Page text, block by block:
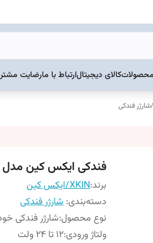
کالای دیجیتالارتباط با مارضایت
/شارژر فندکی
فندکی ایکس کین مدل car07
برند:XKIN/ایکس کین
دسته‌بندی: شارژر فندکی
نوع محصول:شارژر فندکی
ولتاژ ورودی:12 تا 24 ولت